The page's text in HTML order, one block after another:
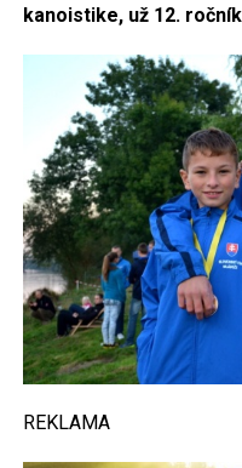
kanoistike, už 12.
REKLAMA